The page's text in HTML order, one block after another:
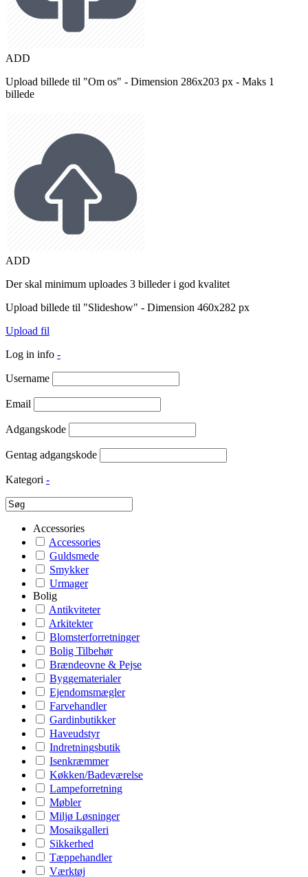
ADD
Upload billede til "Om os" - Dimension 286x203 px - Maks 1
billede
ADD
Der skal minimum uploades 3 billeder i god kvalitet
Upload billede til "Slideshow" - Dimension 460x282 px
Upload fil
Log in info -
Username
Email
Adgangskode
Gentag adgangskode
Kategori -
Accessories
Accessories
Guldsmede
Smykker
Urmager
Bolig
Antikviteter
Arkitekter
Blomsterforretninger
Bolig Tilbehør
Brændeovne & Pejse
Byggematerialer
Ejendomsmægler
Farvehandler
Gardinbutikker
Haveudstyr
Indretningsbutik
Isenkræmmer
Køkken/Badeværelse
Lampeforretning
Møbler
Miljø Løsninger
Mosaikgalleri
Sikkerhed
Tæppehandler
Værktøj